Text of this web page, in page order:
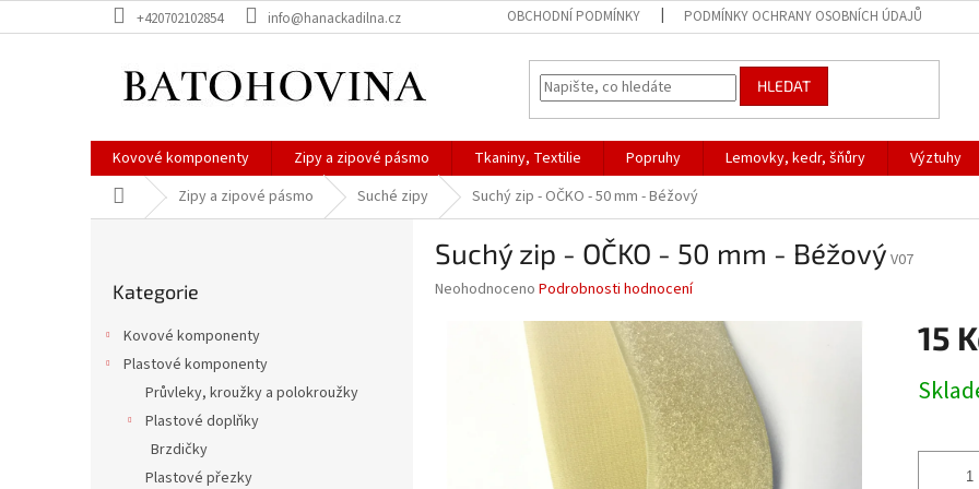
na
+420702102854 info@hanackadilna.cz OBCHODNÍ PODMÍNKY PODMÍNKY OCHRANY OSOBNÍCH ÚDAJŮ
HLEDAT
Kovové komponenty Zipy a zipové pásmo Tkaniny, Textilie Popruhy Lemovky, kedr, šňůry Výztuhy
Domů Zipy a zipové pásmo Suché zipy Suchý zip - OČKO - 50 mm - Béžový
kategorie
Kategorie
Kovové komponenty
Plastové komponenty
Průvleky, kroužky a polokroužky
Plastové doplňky
Brzdičky
Plastové přezky
Suchý zip - OČKO - 50 mm - Béžový V07
Průměrné
Neohodnoceno Podrobnosti hodnocení
15
cena: